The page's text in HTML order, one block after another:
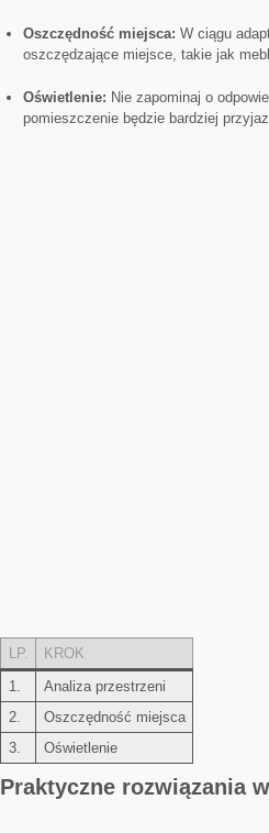
Oszczędność miejsca: W ciągu
oszczędzające miejsce, takie jak
Oświetlenie: Nie zapominaj o
pomieszczenie będzie bardziej
LP.
KROK
1.
Analiza‍ przestrzeni
2.
Oszczędność miejsca
3.
Oświetlenie
Praktyczne ⁤rozwiązania